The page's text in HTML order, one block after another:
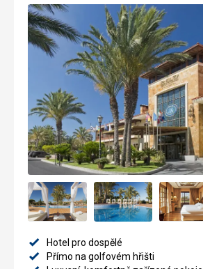
Hotel pro dospělé
Přímo na golfovém hřišti